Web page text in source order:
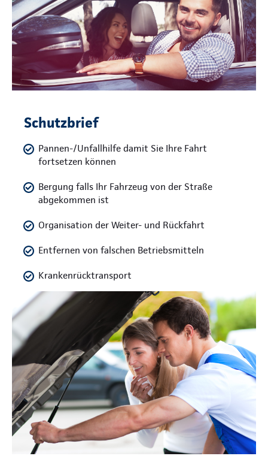
Schutzbrief
Pannen-/Unfallhilfe damit Sie Ihre Fahrt
fortsetzen können
Bergung falls Ihr Fahrzeug von der Straße
abgekommen ist
Organisation der Weiter- und Rückfahrt
Entfernen von falschen Betriebsmitteln
Krankenrücktransport